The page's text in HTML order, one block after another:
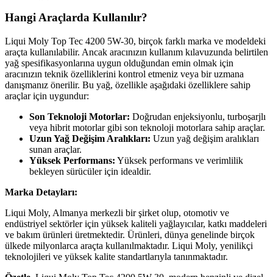
Hangi Araçlarda Kullanılır?
Liqui Moly Top Tec 4200 5W-30, birçok farklı marka ve modeldeki
araçta kullanılabilir. Ancak aracınızın kullanım kılavuzunda belirtilen
yağ spesifikasyonlarına uygun olduğundan emin olmak için
aracınızın teknik özelliklerini kontrol etmeniz veya bir uzmana
danışmanız önerilir. Bu yağ, özellikle aşağıdaki özelliklere sahip
araçlar için uygundur:
Son Teknoloji Motorlar: Doğrudan enjeksiyonlu, turboşarjlı
veya hibrit motorlar gibi son teknoloji motorlara sahip araçlar.
Uzun Yağ Değişim Aralıkları: Uzun yağ değişim aralıkları
sunan araçlar.
Yüksek Performans: Yüksek performans ve verimlilik
bekleyen sürücüler için idealdir.
Marka Detayları:
Liqui Moly, Almanya merkezli bir şirket olup, otomotiv ve
endüstriyel sektörler için yüksek kaliteli yağlayıcılar, katkı maddeleri
ve bakım ürünleri üretmektedir. Ürünleri, dünya genelinde birçok
ülkede milyonlarca araçta kullanılmaktadır. Liqui Moly, yenilikçi
teknolojileri ve yüksek kalite standartlarıyla tanınmaktadır.